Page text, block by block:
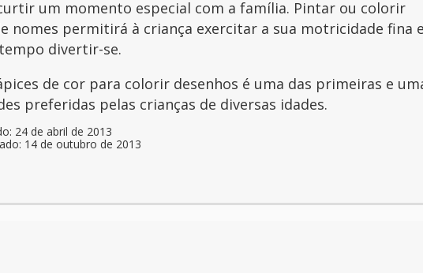
um momento especial com a família. Pintar ou colorir
nomes permitirá à criança exercitar a sua motricidade fina e
divertir-se.
de cor para colorir desenhos é uma das primeiras e
preferidas pelas crianças de diversas idades.
24 de abril de 2013
14 de outubro de 2013